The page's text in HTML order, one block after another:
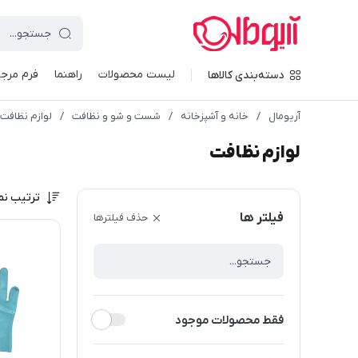
دسته‌بندی کالاها لیست محصولات راهنما فرم
آریومال / خانه و آشپزخانه / شست و شو و نظافت / لوازم نظافت
لوازم نظافت
فیلتر ها حذف فیلترها
فقط محصولات موجود
ترتیب